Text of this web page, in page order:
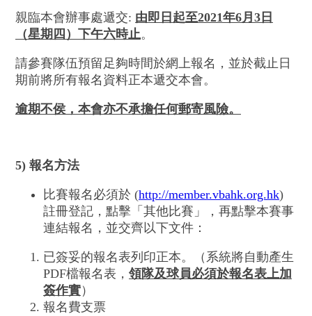
親臨本會辦事處遞交: 由即日起至2021年6月 3 日
（星期四 ） 下午六時止。
請參賽隊伍預留足夠時間於網上報名，並於截止日
期前將所有報名資料正本遞交本會。
逾期不侯 ，本會亦不承擔任何郵寄風險。
5) 報名方法
比賽報名必須於 (http://member.vbahk.org.hk)
註冊登記，點擊「其他比賽」，再點擊本賽事
連結報名，並交齊以下文件：
已簽妥的報名表列印正本。（系統將自動產生
PDF檔報名表， 領隊及球員必須於報名表上加
簽作實）
報名費支票